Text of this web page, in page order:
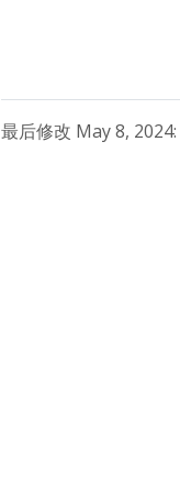
最后修改 May 8, 2024: